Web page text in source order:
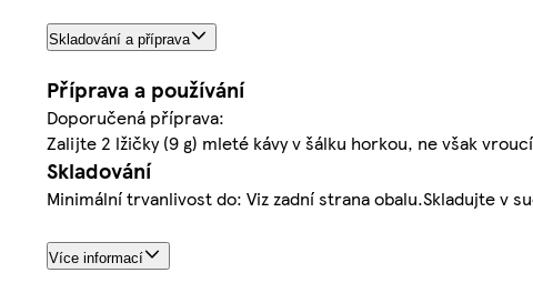
Skladování a příprava
Příprava a používání
Doporučená příprava:
Zalijte 2 lžičky (9 g) mleté kávy v šálku horkou, ne však
Skladování
Minimální trvanlivost do: Viz zadní strana obalu.Skladujte v
Více informací